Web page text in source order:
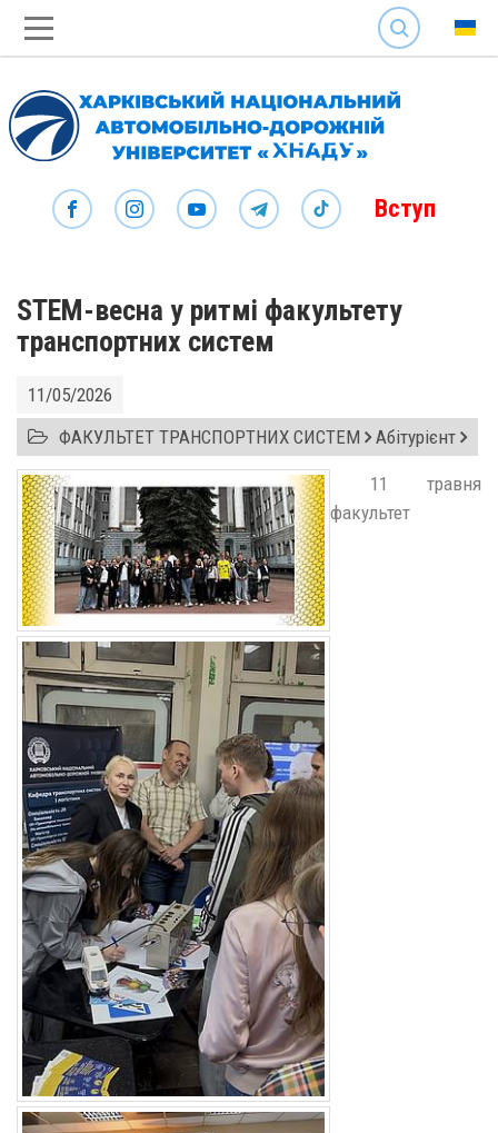
SEARCH
Вступ
STEM-весна у ритмі факультету
транспортних систем
11/05/2026
ФАКУЛЬТЕТ ТРАНСПОРТНИХ СИСТЕМ Абітурієнт
11 травня
факультет